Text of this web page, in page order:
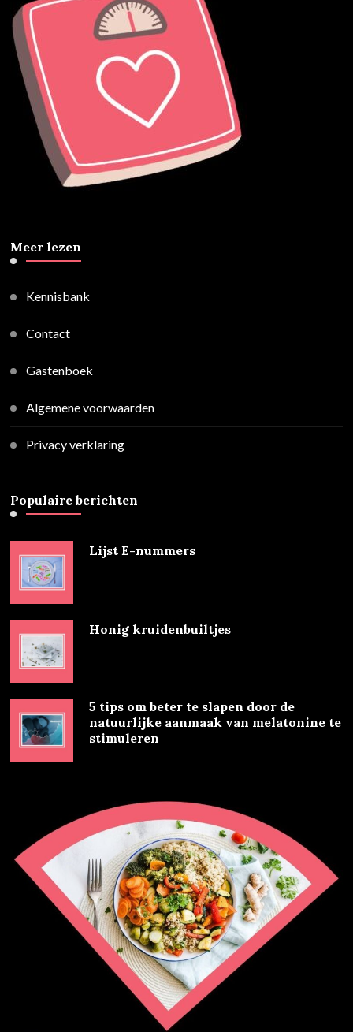
Meer lezen
Kennisbank
Contact
Gastenboek
Algemene voorwaarden
Privacy verklaring
Populaire berichten
Lijst E-nummers
Honig kruidenbuiltjes
5 tips om beter te slapen door de
natuurlijke aanmaak van melatonine te
stimuleren